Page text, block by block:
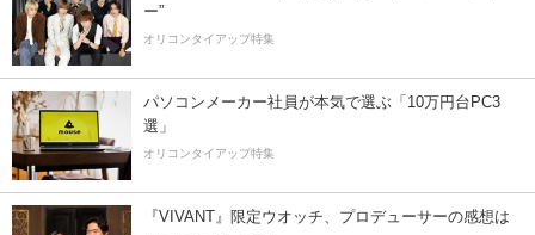
ー”
オリコンタイアップ特集
パソコンメーカー社員が本気で選ぶ「10万円台PC3
選」
オリコンタイアップ特集
『VIVANT』限定ウオッチ、プロデューサーの感想は